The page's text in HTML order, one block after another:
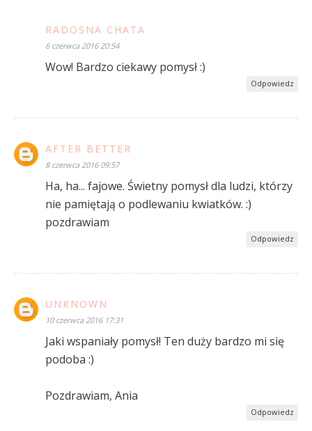
RADOSNA CHATA
6 czerwca 2016 20:54
Wow! Bardzo ciekawy pomysł :)
Odpowiedz
AFTER BETTER
8 czerwca 2016 09:57
Ha, ha... fajowe. Świetny pomysł dla ludzi, którzy
nie pamiętają o podlewaniu kwiatków. :)
pozdrawiam
Odpowiedz
UNKNOWN
10 czerwca 2016 17:31
Jaki wspaniały pomysł! Ten duży bardzo mi się
podoba :)
Pozdrawiam, Ania
Odpowiedz